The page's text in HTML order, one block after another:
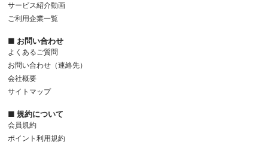
サービス紹介動画
ご利用企業一覧
■ お問い合わせ
よくあるご質問
お問い合わせ（連絡先）
会社概要
サイトマップ
■ 規約について
会員規約
ポイント利用規約